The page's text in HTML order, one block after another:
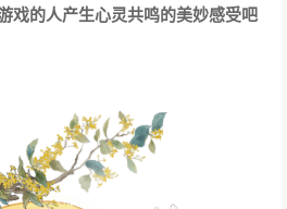
戏的人产生心灵共鸣的美妙感受吧